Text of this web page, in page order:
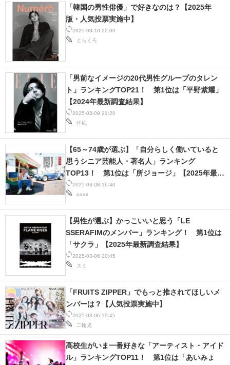
エネルギーの専門メディア
建設×テクノロジーの最前線
ちょっと気になるネットの話題
2025-03-10 22:00
とらくろ
「韓国の男性俳優」で好きなのは？【2025年
版・人気投票実施中】
2025-03-09 21:20
佳純
「男前なイメージの20代男性グループのタレン
ト」ランキングTOP21！ 第1位は「平野紫耀」
【2024年最新調査結果】
2025-03-08 16:40
nami
【65～74歳が選ぶ】「自分らしく働いていると
思うシニア芸能人・著名人」ランキング
TOP13！ 第1位は「所ジョージ」【2025年最新
調査結果】
2025-03-06 20:45
スミ
【男性が選ぶ】かっこいいと思う「LE
SSERAFIMのメンバー」ランキング！ 第1位は
「サクラ」【2025年最新調査結果】
2025-03-06 19:45
二輪児
「FRUITS ZIPPER」でもっと推されてほしいメ
ンバーは？【人気投票実施中】
高校生がいま一番好きな「アーティスト・アイド
ル」ランキングTOP11！ 第1位は「あいみょ